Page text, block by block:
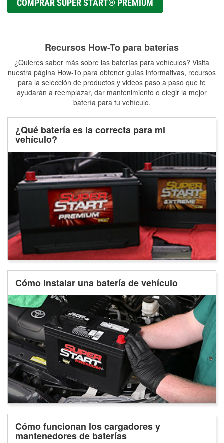
COMPRAR SUPER START® PREMIUM
Recursos How-To para baterías
¿Quieres saber más sobre las baterías para vehículos? Visita
nuestra página How-To para obtener guías informativas, recursos
para la selección de productos y videos paso a paso que te
ayudarán a reemplazar, dar mantenimiento o elegir la mejor
batería para tu vehículo.
¿Qué batería es la correcta para mi
vehículo?
Cómo instalar una batería de vehículo
Cómo funcionan los cargadores y
mantenedores de baterías